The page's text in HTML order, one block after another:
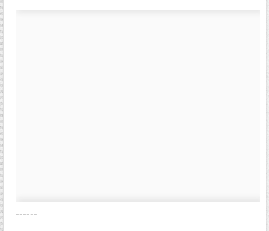
------